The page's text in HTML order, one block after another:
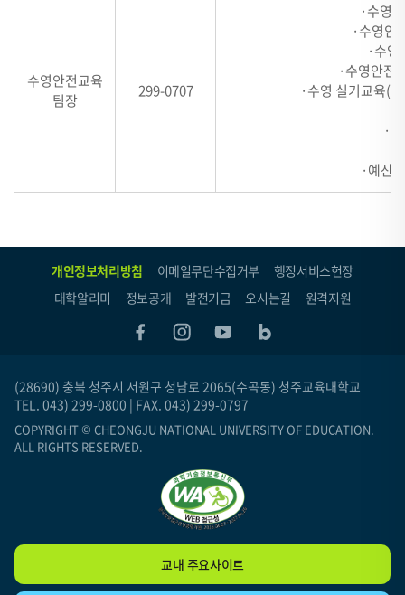
수영안전교육
팀장
299-0707
·수영
·수영안
·수
·수영안전
·수영 실기교육(
·
·예산
개인정보처리방침 이메일무단수집거부
행정서비스헌장
대학알리미
정보공개 발전기금 오시는길 원격지원
(28690) 충북 청주시 서원구 청남로 2065(수곡동) 청주교육대학교
TEL. 043) 299-0800 | FAX. 043) 299-0797
COPYRIGHT © CHEONGJU NATIONAL UNIVERSITY OF EDUCATION.
ALL RIGHTS RESERVED.
교내 주요사이트